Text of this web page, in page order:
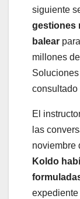
siguiente
gestiones
balear
millones
consultado
El
las
noviembre
Koldo